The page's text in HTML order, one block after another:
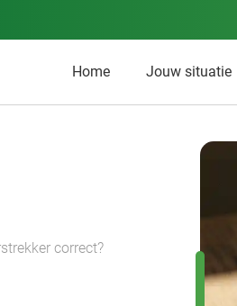
Home Jouw situatie
correct?